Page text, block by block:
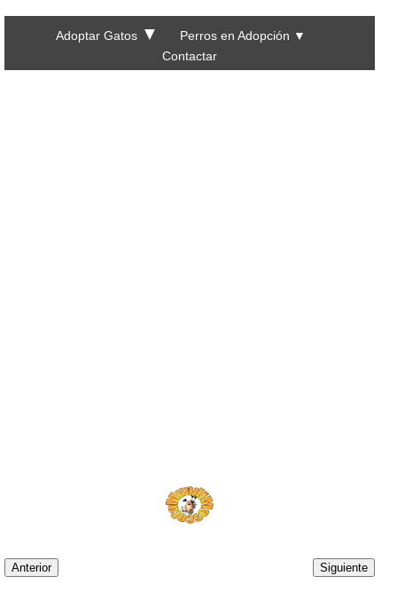
Adoptar Gatos ▼ Perros en Adopción ▼
Contactar
Anterior Siguiente